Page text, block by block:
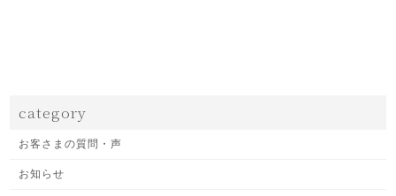
category
お客さまの質問・声
お知らせ